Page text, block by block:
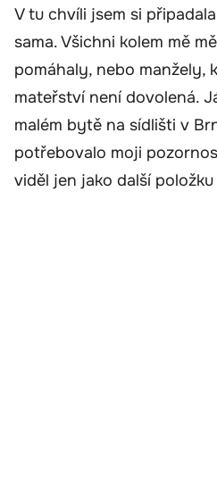
V tu chvíli jsem si
sama. Všichni kolem mě
pomáhaly, nebo manžely,
mateřství není dovolená.
malém bytě na sídlišti v
potřebovalo moji
viděl jen jako další